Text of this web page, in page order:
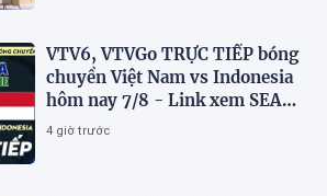
VTV6, VTVGo TRỰC TIẾP bóng
chuyền Việt Nam vs Indonesia
hôm nay 7/8 - Link xem SEA
V.Cup 2026 mới nhất
4 giờ trước